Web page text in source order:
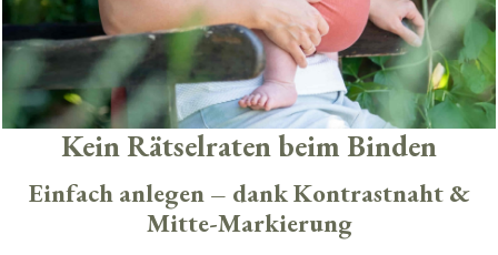
Kein Rätselraten beim Binden
Einfach anlegen – dank Kontrastnaht &
Mitte-Markierung